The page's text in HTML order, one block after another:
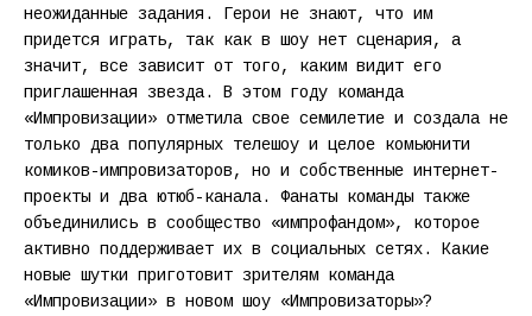
неожиданные задания. Герои не знают, что им
придется играть, так как в шоу нет сценария, а
значит, все зависит от того, каким видит его
приглашенная звезда. В этом году команда
«Импровизации» отметила свое семилетие и создала не
только два популярных телешоу и целое комьюнити
комиков-импровизаторов, но и собственные интернет-
проекты и два ютюб-канала. Фанаты команды также
объединились в сообщество «импрофандом», которое
активно поддерживает их в социальных сетях. Какие
новые шутки приготовит зрителям команда
«Импровизации» в новом шоу «Импровизаторы»?